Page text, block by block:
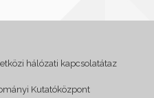
hálózati kapcsolatátaz
Kutatóközpont